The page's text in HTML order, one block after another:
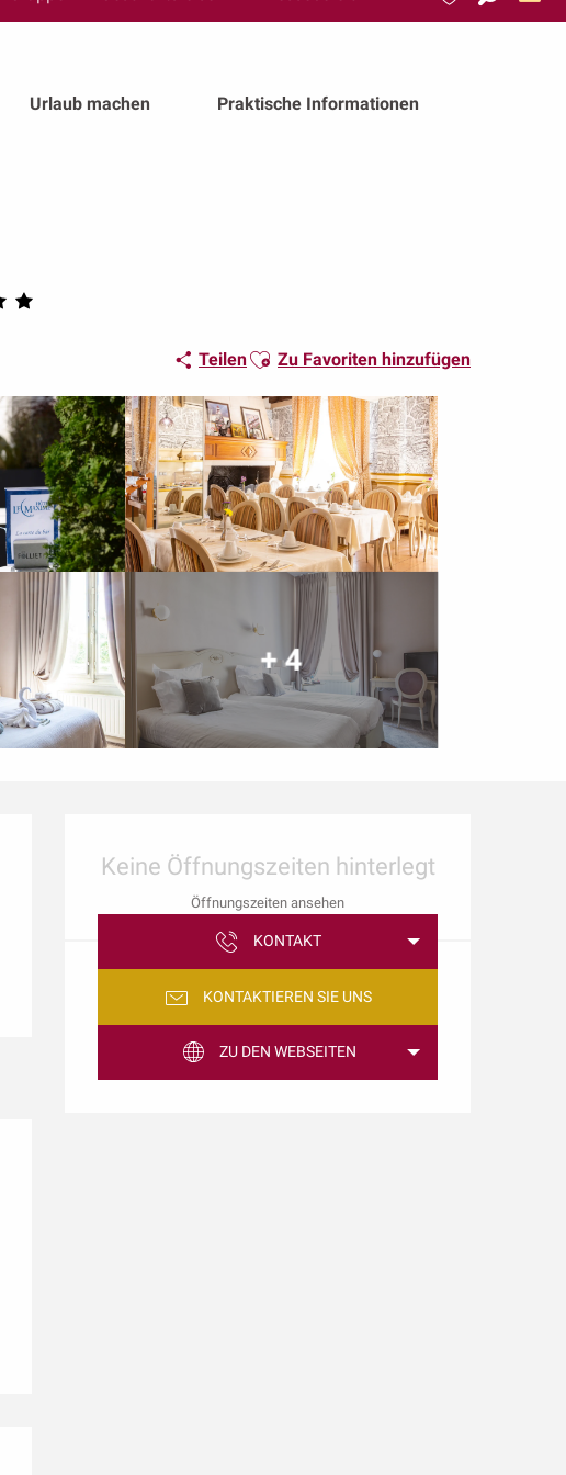
Suche
Urlaub machen Praktische Informationen
TeilenAjouter aux favoris
Zu Favoriten hinzufügen
+ 4
Öffnungszeiten &
Keine Öffnungszeiten hinterlegt
Öffnungszeiten ansehen
KONTAKT
KONTAKTIEREN SIE UNS
ZU DEN WEBSEITEN